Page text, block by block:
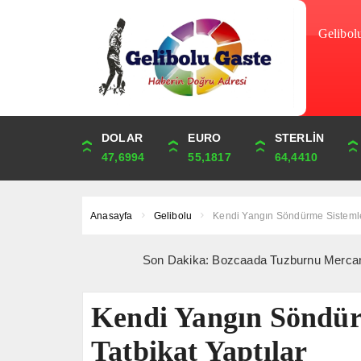
DOLAR
47,6994
EURO
55,1817
STERLİN
64,4410
ONS
4,353,01
ALTIN
6,676,46
ÇEYREK
10,916,02
Anasayfa Gelibolu Kendi Yangın Söndürme
Son Dakika: Bozcaada Tuzburnu Mercan
Kendi Yangın
Tatbikat Yaptılar